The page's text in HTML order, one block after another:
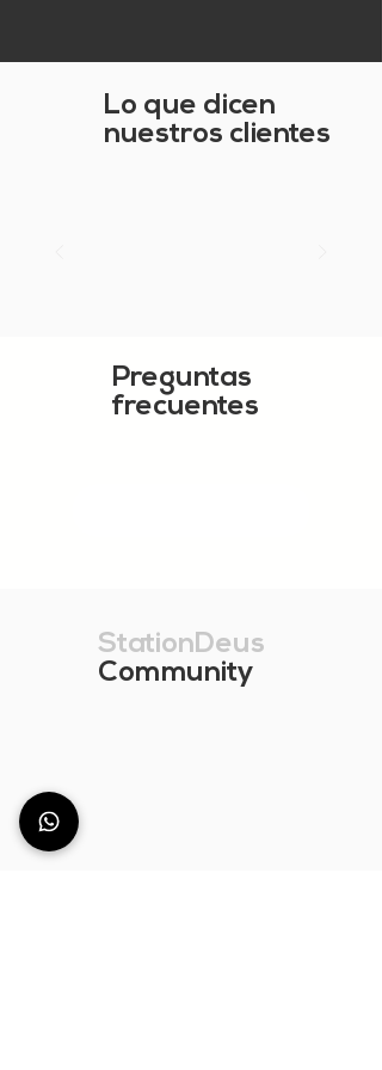
Lo que dicen
nuestros clientes
Preguntas
frecuentes
StationDeus
Community